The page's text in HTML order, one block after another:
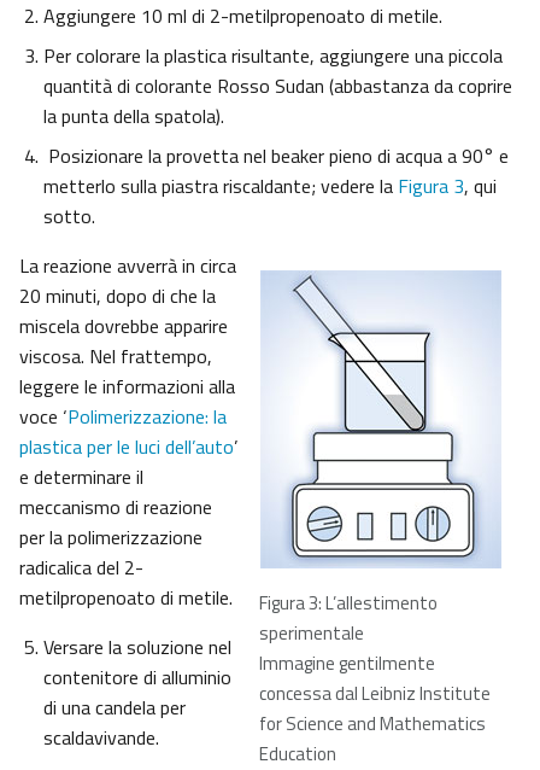
Aggiungere 10 ml di 2-metilpropenoato di metile.
Per colorare la plastica risultante, aggiungere una piccola
quantità di colorante Rosso Sudan (abbastanza da coprire
la punta della spatola).
Posizionare la provetta nel beaker pieno di acqua a 90° e
metterlo sulla piastra riscaldante; vedere la Figura 3, qui
sotto.
Figura 3: L’allestimento
sperimentale
Immagine gentilmente
concessa dal Leibniz Institute
for Science and Mathematics
Education
La reazione avverrà in circa
20 minuti, dopo di che la
miscela dovrebbe apparire
viscosa. Nel frattempo,
leggere le informazioni alla
voce ‘Polimerizzazione: la
plastica per le luci dell’auto’
e determinare il
meccanismo di reazione
per la polimerizzazione
radicalica del 2-
metilpropenoato di metile.
Versare la soluzione nel
contenitore di alluminio
di una candela per
scaldavivande.